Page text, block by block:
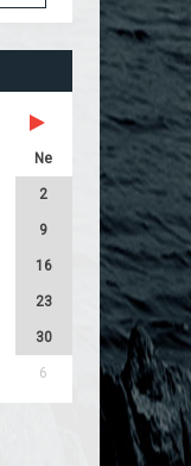
Ne
2
9
16
23
30
6